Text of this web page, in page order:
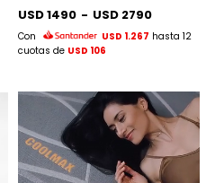
USD 1490 - USD 2790
Con USD 1.267 hasta 12
cuotas de USD 106